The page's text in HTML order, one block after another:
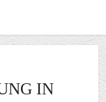
IN